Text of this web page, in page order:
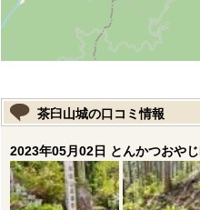
茶臼山城の口コミ情報
2023年05月02日 とんかつおや